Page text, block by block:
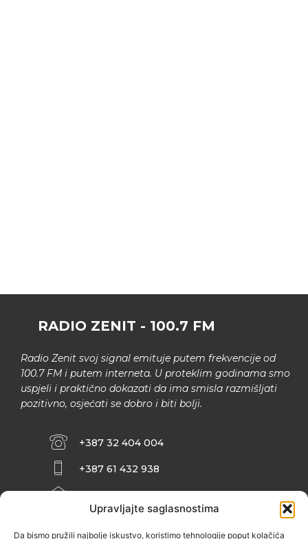
Upravljajte saglasnostima
Da bismo pružili najbolje iskustvo, koristimo tehnologije poput kolačića
RADIO ZENIT - 100.7 FM
Radio Zenit svoj signal emituje putem frekvencije od
100.7 FM i putem interneta. U proteklim godinama smo
uspjeli i praktično dokazati da ima smisla razmišljati
pozitivno, osjećati se dobro i biti bolji.
+387 32 404 004
+387 61 432 938
INFO@ZENIT.BA
ZENIČANKA, 3. SPRAT), 72000 ZENICA